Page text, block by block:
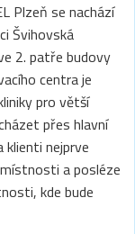
Plzeň se nachází
Švihovská
2. patře budovy
centra je
pro větší
přes hlavní
klienti nejprve
a posléze
kde bude